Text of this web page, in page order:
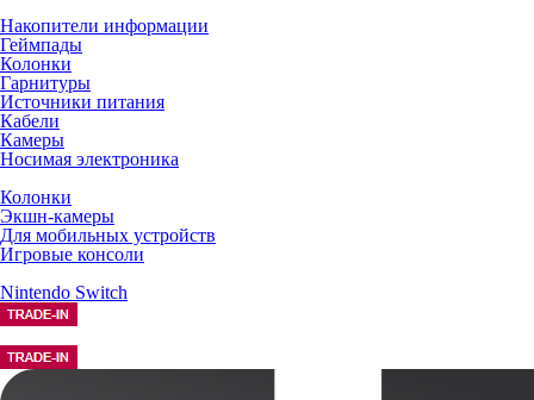
Накопители информации
Геймпады
Колонки
Гарнитуры
Источники питания
Кабели
Камеры
Носимая электроника
Колонки
Экшн-камеры
Для мобильных устройств
Игровые консоли
Nintendo Switch